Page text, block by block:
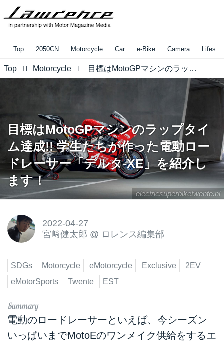
Top 2050CN Motorcycle Car e-Bike Camera
Top Motorcycle 目標はMotoGPマシンのラップタイム達成!! 学生たちが作った電動ロードレーサー「デルタ-XE」を紹介します！
electricsuperbiketwente.nl
目標はMotoGPマシンのラップタイ
ム達成!! 学生たちが作った電動ロー
ドレーサー「デルタ-XE」を紹介し
ます！
2022-04-27
宮﨑健太郎 @ ロレンス編集部
SDGs Motorcycle eMotorcycle Exclusive
2EV
eMotorSports
Twente EST
電動のロードレーサーといえば、今シーズン
いっぱいまでMotoEのワンメイク供給をするエ